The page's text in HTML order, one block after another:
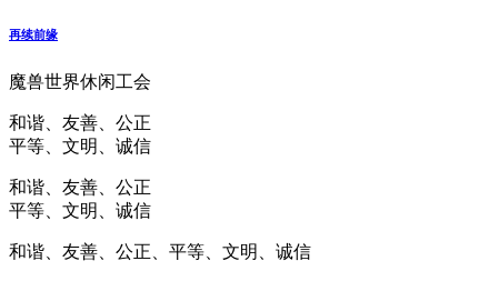
再续前缘
魔兽世界休闲工会
和谐、友善、公正
平等、文明、诚信
和谐、友善、公正
平等、文明、诚信
和谐、友善、公正、平等、文明、诚信